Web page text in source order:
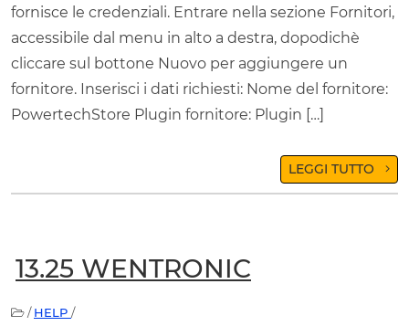
fornisce le credenziali. Entrare nella sezione Fornitori,
accessibile dal menu in alto a destra, dopodichè
cliccare sul bottone Nuovo per aggiungere un
fornitore. Inserisci i dati richiesti: Nome del fornitore:
PowertechStore Plugin fornitore: Plugin […]
LEGGI TUTTO
13.25 WENTRONIC
/HELP /